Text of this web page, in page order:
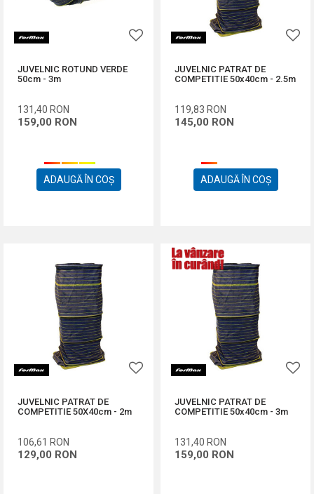
JUVELNIC ROTUND VERDE
50cm - 3m
131,40 RON
159,00 RON
ADAUGĂ ÎN COȘ
JUVELNIC PATRAT DE
COMPETITIE 50x40cm - 2.5m
119,83 RON
145,00 RON
ADAUGĂ ÎN COȘ
JUVELNIC PATRAT DE
COMPETITIE 50X40cm - 2m
106,61 RON
129,00 RON
JUVELNIC PATRAT DE
COMPETITIE 50x40cm - 3m
131,40 RON
159,00 RON